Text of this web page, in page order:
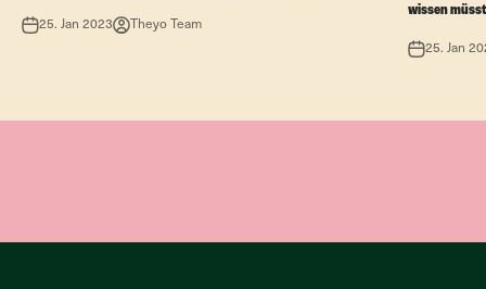
25. Jan 2023 Theyo Team
wissen müsst
25. Jan